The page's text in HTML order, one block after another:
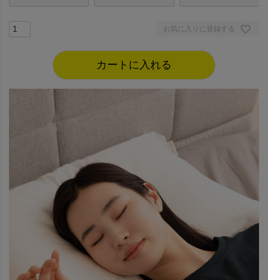
お気に入りに登録する
カートに入れる